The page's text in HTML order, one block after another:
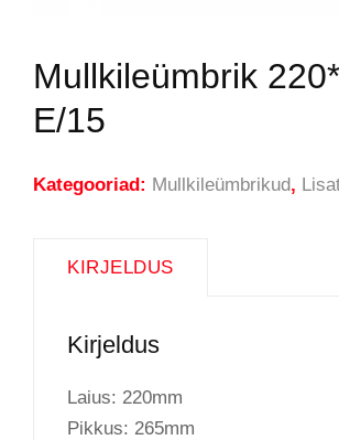
Mullkileümbrik
E/15
Kategooriad: Mullkileümbrikud,
KIRJELDUS
Kirjeldus
Laius: 220mm
Pikkus: 265mm